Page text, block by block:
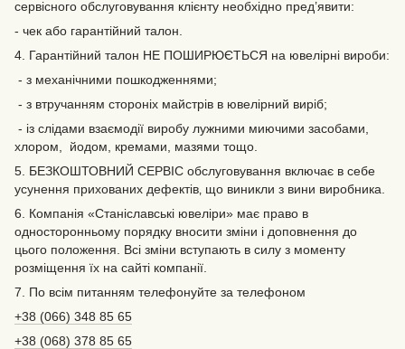
сервісного обслуговування клієнту необхідно пред’явити:
- чек або гарантійний талон.
4. Гарантійний талон НЕ ПОШИРЮЄТЬСЯ на ювелірні вироби:
- з механічними пошкодженнями;
- з втручанням стороніх майстрів в ювелірний виріб;
- із слідами взаємодії виробу лужними миючими засобами,
хлором, йодом, кремами, мазями тощо.
5. БЕЗКОШТОВНИЙ СЕРВІС обслуговування включає в себе
усунення прихованих дефектів‚ що виникли з вини виробника.
6. Компанія «Станіславські ювеліри» має право в
односторонньому порядку вносити зміни і доповнення до
цього положення. Всі зміни вступають в силу з моменту
розміщення їх на сайті компанії.
7. По всім питанням телефонуйте за телефоном
+38 (066) 348 85 65
+38 (068) 378 85 65